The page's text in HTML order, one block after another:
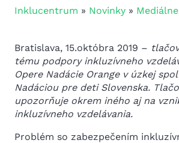
Inklucentrum » Novinky »
Bratislava, 15.októbra 2019 –
tému podpory inkluzívneho
Opere Nadácie Orange v úzkej
Nadáciou pre deti Slovenska.
upozorňuje okrem iného aj na
inkluzívneho vzdelávania.
Problém so zabezpečením